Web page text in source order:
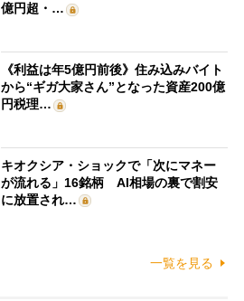
億円超・…
《利益は年5億円前後》住み込みバイト
から“ギガ大家さん”となった資産200億
円税理…
キオクシア・ショックで「次にマネー
が流れる」16銘柄 AI相場の裏で割安
に放置され…
一覧を見る